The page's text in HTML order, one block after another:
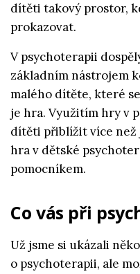
dítěti takový prostor,
prokazovat.
V psychoterapii
základním nástrojem
malého dítěte, které
je hra. Využitím hry v
dítěti přiblížit více než
hra v dětské
pomocníkem.
Co vás při
Už jsme si ukázali
o psychoterapii, ale